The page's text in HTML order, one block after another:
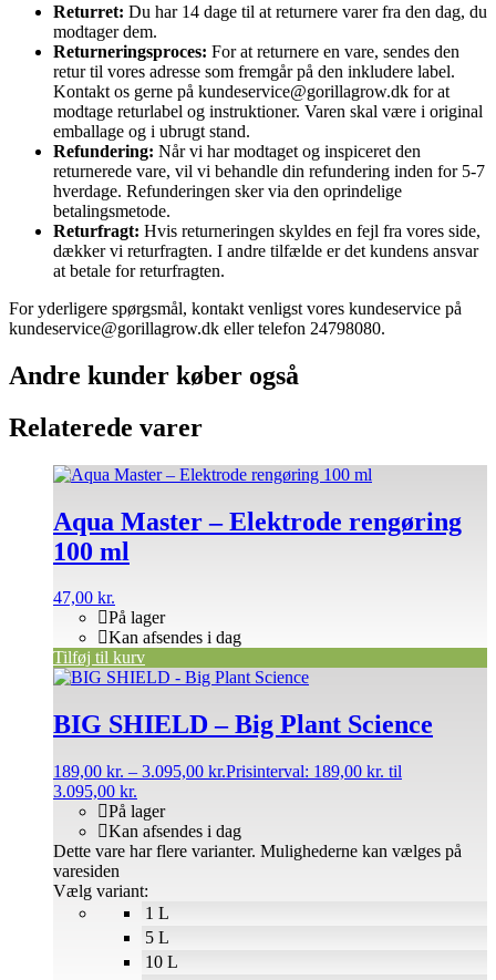
Returret: Du har 14 dage til at returnere varer fra den dag, du
modtager dem.
Returneringsproces: For at returnere en vare, sendes den
retur til vores adresse som fremgår på den inkludere label.
Kontakt os gerne på kundeservice@gorillagrow.dk for at
modtage returlabel og instruktioner. Varen skal være i original
emballage og i ubrugt stand.
Refundering: Når vi har modtaget og inspiceret den
returnerede vare, vil vi behandle din refundering inden for 5-7
hverdage. Refunderingen sker via den oprindelige
betalingsmetode.
Returfragt: Hvis returneringen skyldes en fejl fra vores side,
dækker vi returfragten. I andre tilfælde er det kundens ansvar
at betale for returfragten.
For yderligere spørgsmål, kontakt venligst vores kundeservice på
kundeservice@gorillagrow.dk eller telefon 24798080.
Andre kunder køber også
Relaterede varer
Aqua Master – Elektrode rengøring
100 ml
47,00 kr.
På lager
Kan afsendes i dag
Tilføj til kurv
BIG SHIELD – Big Plant Science
189,00 kr. – 3.095,00 kr.Prisinterval: 189,00 kr. til
3.095,00 kr.
På lager
Kan afsendes i dag
Vælg variant:
Dette vare har flere varianter. Mulighederne kan vælges på
varesiden
1 L
5 L
10 L